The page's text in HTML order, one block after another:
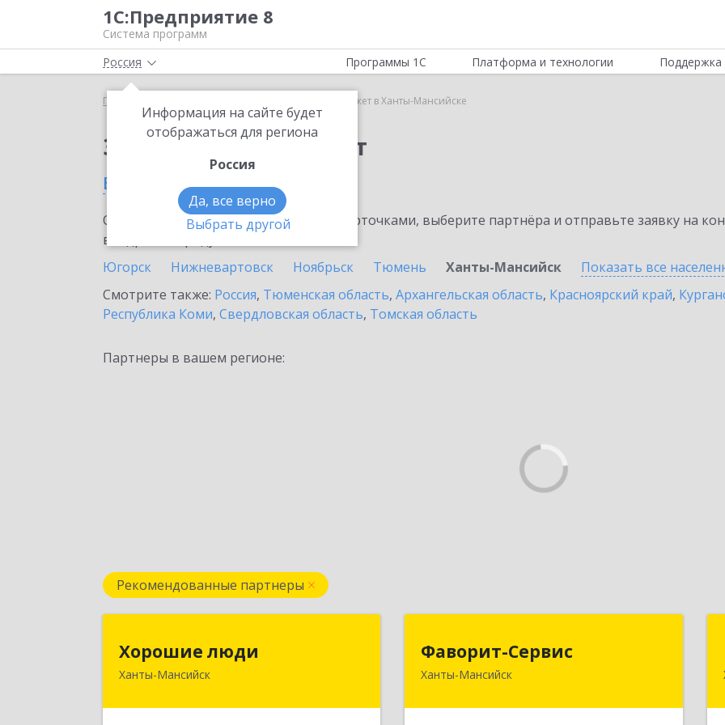
1С:Предприятие 8
Система программ
Россия
Информация на сайте будет
отображаться для региона
Россия
Да, все верно
Выбрать другой
Программы 1С Платформа и технологии Поддержка
Главная ИТС Бюджет в Ханты-Мансийске
Заказать ИТС Бюджет
в Ханты-Мансийске
Ознакомьтесь с информационными карточками, выберите партнёра и отправьте заявку на
внедрение продукта.
Югорск
Нижневартовск Ноябрьск Тюмень Ханты-Мансийск Показать все
Смотрите также: Россия, Тюменская область, Архангельская область, Красноярский край,
Республика Коми, Свердловская область, Томская область
Партнеры в вашем регионе:
Рекомендованные партнеры
Хорошие люди
Ханты-Мансийск628007, Ханты-Мансийский
Фаворит-Сервис
Ханты-Мансийск628011, Ханты-Мансийский